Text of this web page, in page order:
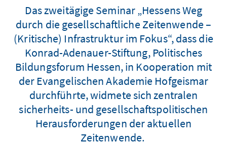
Das zweitägige Seminar „Hessens Weg
durch die gesellschaftliche Zeitenwende –
(Kritische) Infrastruktur im Fokus“, dass die
Konrad-Adenauer-Stiftung, Politisches
Bildungsforum Hessen, in Kooperation mit
der Evangelischen Akademie Hofgeismar
durchführte, widmete sich zentralen
sicherheits- und gesellschaftspolitischen
Herausforderungen der aktuellen
Zeitenwende.